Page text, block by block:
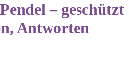
– geschützt
Antworten